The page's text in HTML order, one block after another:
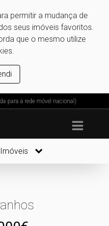
permitir a mudança de
seus imóveis favoritos.
que o mesmo utilize
para a rede móvel nacional)